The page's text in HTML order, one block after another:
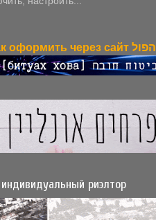
Битуах хова онлайн: как оформить через сайт הפול
риэлтор